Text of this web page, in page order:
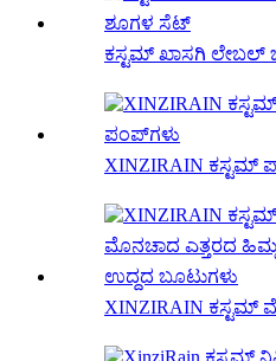
ಕಸ್ಟಮ್ ಖಾಸಗಿ ಲೇಬಲ್
XINZIRAIN ಕಸ್ಟಮ್
XINZIRAIN ಕಸ್ಟಮ್